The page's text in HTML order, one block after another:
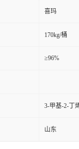
喜玛
170kg/桶
≥96%
3-甲基-2-丁
山东